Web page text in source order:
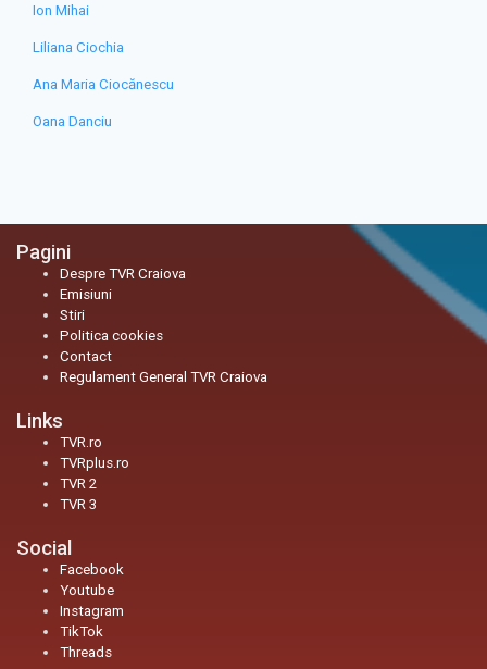
Ion Mihai
Liliana Ciochia
Ana Maria Ciocănescu
Oana Danciu
Pagini
Despre TVR Craiova
Emisiuni
Stiri
Politica cookies
Contact
Regulament General TVR Craiova
Links
TVR.ro
TVRplus.ro
TVR 2
TVR 3
Social
Facebook
Youtube
Instagram
TikTok
Threads